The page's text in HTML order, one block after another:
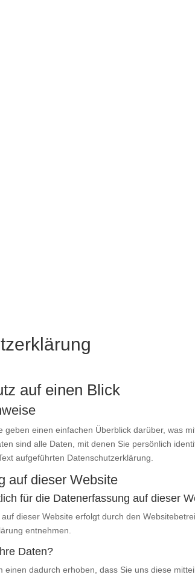
auf einen Blick
geben einen einfachen Überblick darüber, was
sind alle Daten, mit denen Sie persönlich
aufgeführten Datenschutzerklärung.
auf dieser Website
für die Datenerfassung auf dieser
dieser Website erfolgt durch den
entnehmen.
Daten?
einen dadurch erhoben, dass Sie uns diese